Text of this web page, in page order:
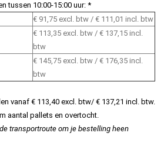
tussen 10:00-15:00 uur: *
€ 91,75 excl. btw / € 111,01 incl. btw
€ 113,35 excl. btw / € 137,15 incl.
btw
€ 145,75 excl. btw / € 176,35 incl.
btw
vanaf € 113,40 excl. btw/ € 137,21 incl. btw.
aantal pallets en overtocht.
transportroute om je bestelling heen